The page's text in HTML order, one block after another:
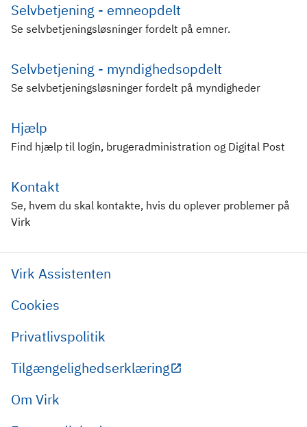
Selvbetjening - emneopdelt
Se selvbetjeningsløsninger fordelt på emner.
Selvbetjening - myndighedsopdelt
Se selvbetjeningsløsninger fordelt på myndigheder
Hjælp
Find hjælp til login, brugeradministration og Digital Post
Kontakt
Se, hvem du skal kontakte, hvis du oplever problemer på
Virk
Virk Assistenten
Cookies
Privatlivspolitik
Tilgængelighedserklæring
Om Virk